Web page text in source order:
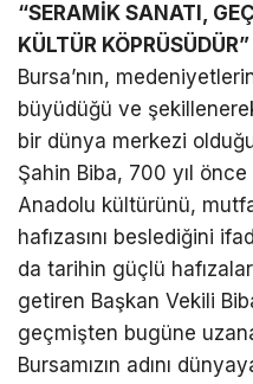
“SERAMİK SANATI,
KÜLTÜR KÖPRÜSÜDÜR”
Bursa’nın,
büyüdüğü ve
bir dünya merkezi
Şahin Biba, 700 yıl önce
Anadolu kültürünü,
hafızasını beslediğini
da tarihin güçlü
getiren Başkan Vekili
geçmişten bugüne
Bursamızın adını